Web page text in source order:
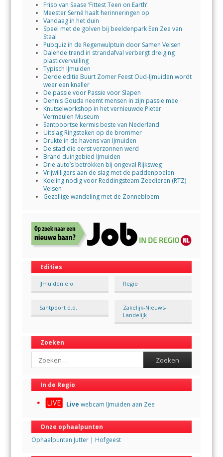
Friso van Saase ‘Fittest Teen on Earth’
Meester Serné haalt herinneringen op
Vandaag in het duin
Speel met de golven bij beeldenpark Een Zee van
Staal
Pubquiz in de Regenwulptuin door Samen Velsen
Dalende trend in strandafval verbergt dreiging
plasticvervuiling
Typisch IJmuiden
Derde editie Buurt Zomer Feest Oud-IJmuiden wordt
weer een knaller
De passie voor Passie voor Slapen
Dennis Gouda neemt mensen in zijn passie mee
Knutselworkshop in het vernieuwde Pieter
Vermeulen Museum
Santpoortse kermis beste van Nederland
Uitslag Ringsteken op de brommer
Drukte in de havens van IJmuiden
De stad die eerst verzonnen werd
Brand duingebied IJmuiden
Drie auto’s betrokken bij ongeval Rijksweg
Vrijwilligers aan de slag met de paddenpoelen
Koeling nodig voor Reddingsteam Zeedieren (RTZ)
Velsen
Gezellige wandeling met de Zonnebloem
Edities
IJmuiden e.o. Regio
Santpoort e.o.
Zakelijk-Nieuws-
Landelijk
Zoeken
Search
In de Regio
Live webcam IJmuiden aan Zee
Onze ophaalpunten
Ophaalpunten Jutter | Hofgeest